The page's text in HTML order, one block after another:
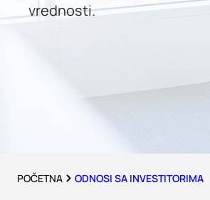
vrednosti.
POČETNA ODNOSI SA INVESTITORIMA